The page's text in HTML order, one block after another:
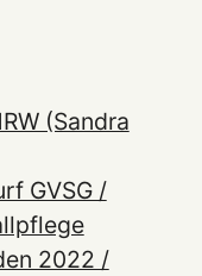
(Sandra
GVSG /
2022 /